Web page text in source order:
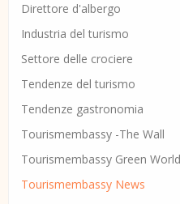
Direttore d'albergo
Industria del turismo
Settore delle crociere
Tendenze del turismo
Tendenze gastronomia
Tourismembassy -The Wall
Tourismembassy Green World
Tourismembassy News